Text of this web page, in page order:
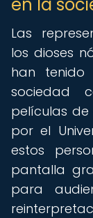
Las
los dioses
han tenido
sociedad
películas
por el
estos
pantalla
para